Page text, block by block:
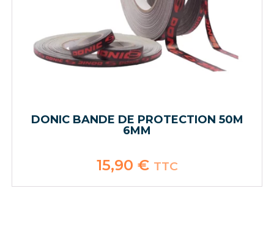
DONIC BANDE DE PROTECTION 50M
6MM
15,90 € TTC